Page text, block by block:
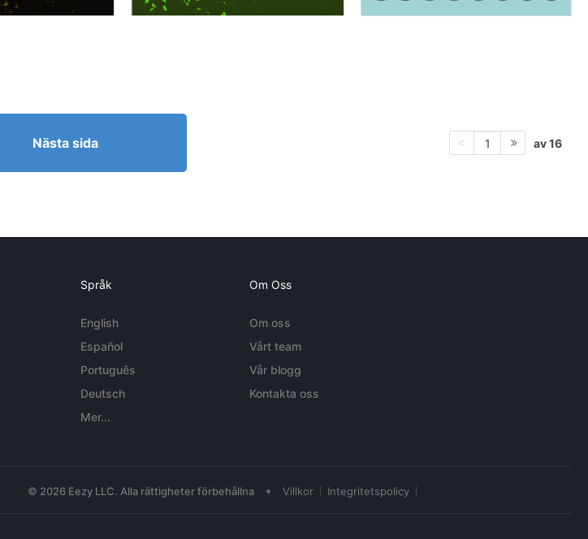
Nästa sida 1 av 16
Språk
English
Español
Português
Deutsch
Mer...
Om Oss
Om oss
Vårt team
Vår blogg
Kontakta oss
© 2026 Eezy LLC. Alla rättigheter förbehållna • Villkor Integritetspolicy